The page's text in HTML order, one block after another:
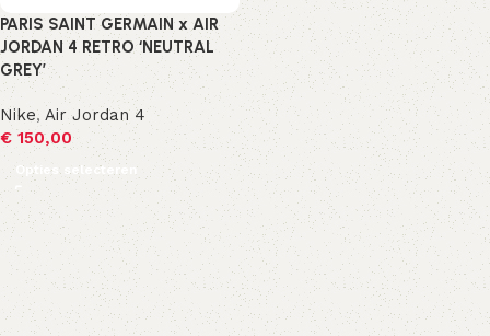
PARIS SAINT GERMAIN x AIR
JORDAN 4 RETRO ‘NEUTRAL
GREY’
Nike, Air Jordan 4
€ 150,00
Opties selecteren